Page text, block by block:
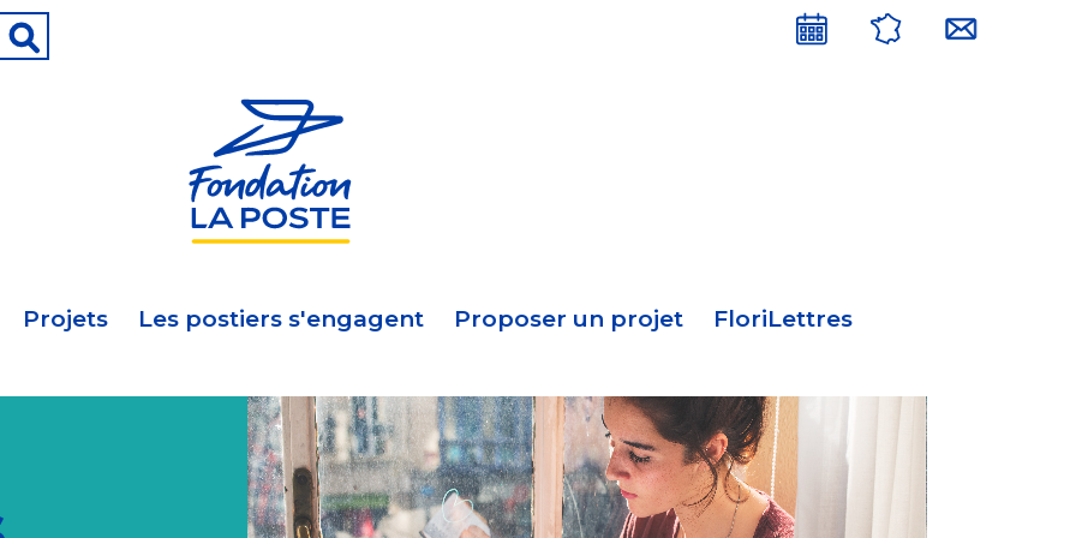
Menu
Projets Les postiers s'engagent Proposer un projet FloriLettres